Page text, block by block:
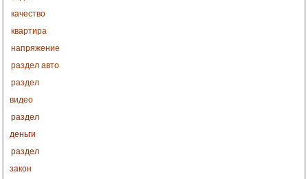
качество
квартира
напряжение
раздел авто
раздел
видео
раздел
деньги
раздел
закон